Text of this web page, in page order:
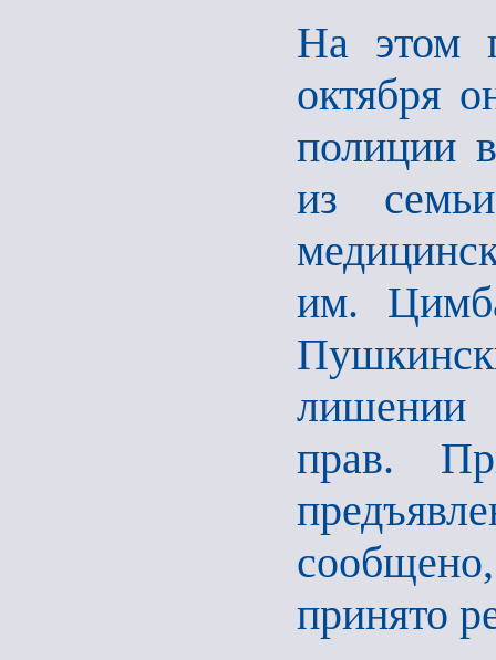
На этом
октября
полиции
из
им.
лишении
прав.
принято